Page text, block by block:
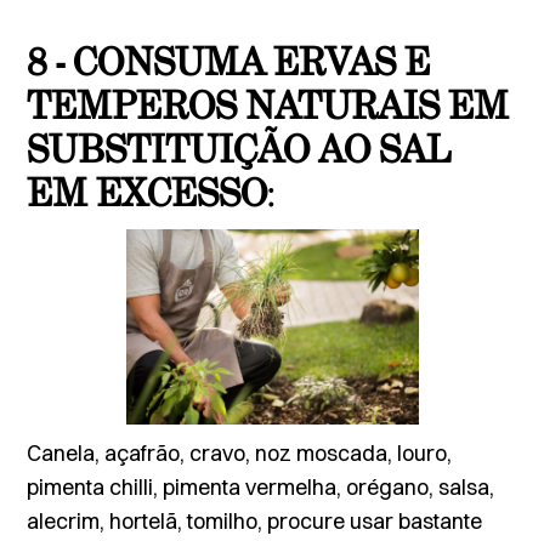
8 - CONSUMA ERVAS E
TEMPEROS NATURAIS EM
SUBSTITUIÇÃO AO SAL
EM EXCESSO:
Canela, açafrão, cravo, noz moscada, louro,
pimenta chilli, pimenta vermelha, orégano, salsa,
alecrim, hortelã, tomilho, procure usar bastante